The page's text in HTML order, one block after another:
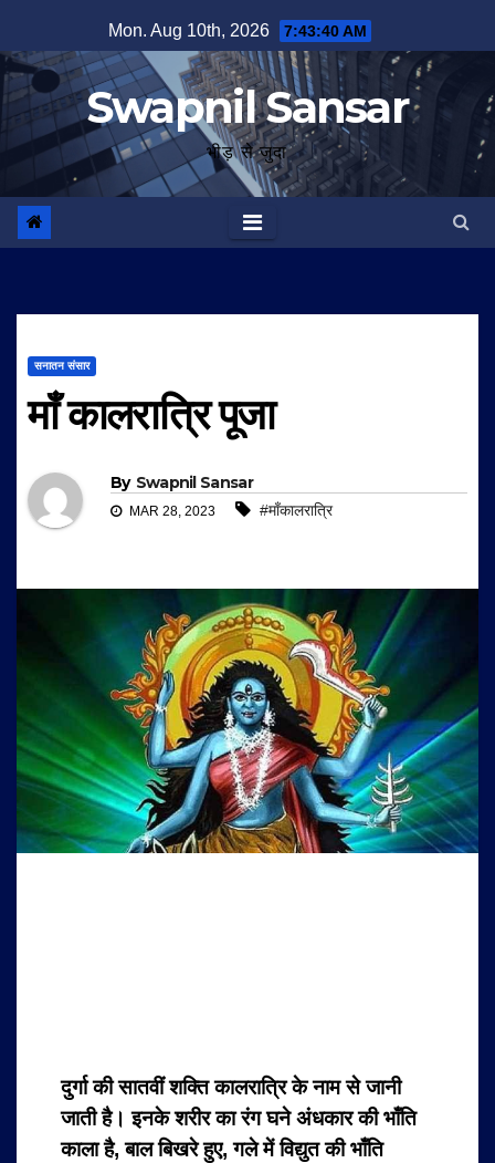
to
content
Mon. Aug 10th, 2026 7:43:41 AM
Swapnil Sansar
भीड़ से जुदा
सनातन संसार
माँ कालरात्रि पूजा
By Swapnil Sansar
MAR 28, 2023 #माँकालरात्रि
दुर्गा की सातवीं शक्ति कालरात्रि के नाम से जानी
जाती है। इनके शरीर का रंग घने अंधकार की भाँति
काला है, बाल बिखरे हुए, गले में विद्युत की भाँति